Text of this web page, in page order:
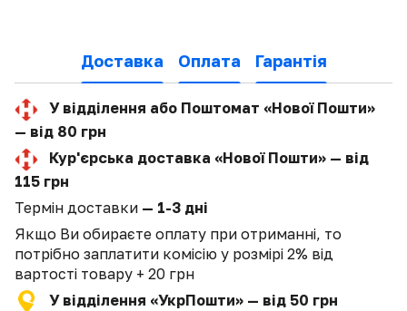
Доставка Оплата Гарантія
У відділення або Поштомат «Нової Пошти»
— від 80 грн
Кур'єрська доставка «Нової Пошти» — від
115 грн
Термін доставки — 1-3 дні
Якщо Ви обираєте оплату при отриманні, то
потрібно заплатити комісію у розмірі 2% від
вартості товару + 20 грн
У відділення «УкрПошти» — від 50 грн